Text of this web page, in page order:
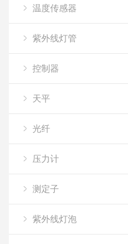
温度传感器
紫外线灯管
控制器
天平
光纤
压力计
测定子
紫外线灯泡